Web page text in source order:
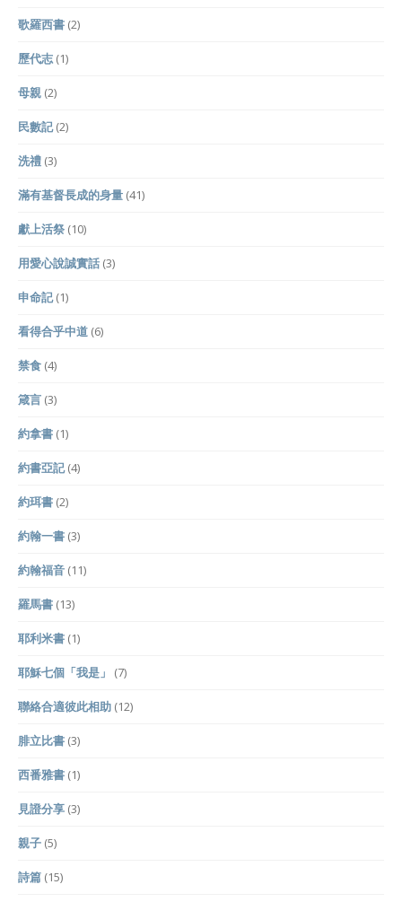
歌羅西書 (2)
歷代志 (1)
母親 (2)
民數記(2)
洗禮 (3)
滿有基督長成的身量 (41)
獻上活祭 (10)
用愛心說誠實話 (3)
申命記(1)
看得合乎中道 (6)
禁食 (4)
箴言 (3)
約拿書 (1)
約書亞記(4)
約珥書 (2)
約翰一書 (3)
約翰福音 (11)
羅馬書 (13)
耶利米書 (1)
耶穌七個「我是」 (7)
聯絡合適彼此相助 (12)
腓立比書 (3)
西番雅書 (1)
見證分享 (3)
親子 (5)
詩篇 (15)